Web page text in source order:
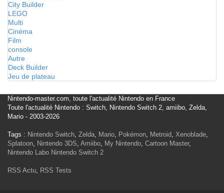
City Builder
LEGO
Multi
Cinéma
Film
console
Autre
Deck Builder
Jeu de plateau
Nintendo-master.com, toute l'actualité Nintendo en France
Toute l'actualité Nintendo : Switch, Nintendo Switch 2, amiibo, Zelda,
Mario - 2003-2026
Tags : Nintendo Switch, Zelda, Mario, Pokémon, Metroid, Xenoblade,
Splatoon, Nintendo 3DS, Amiibo, My Nintendo, Cartoon Master,
Nintendo Labo Nintendo Switch 2
RSS Actu, RSS Tests